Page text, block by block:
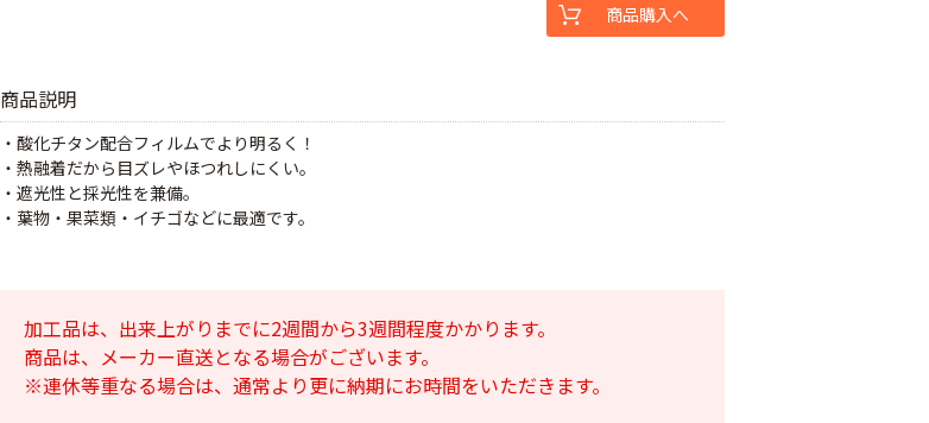
商品説明
・酸化チタン配合フィルムでより明るく！
・熱融着だから目ズレやほつれしにくい。
・遮光性と採光性を兼備。
・葉物・果菜類・イチゴなどに最適です。
加工品は、出来上がりまでに2週間から3週間程度かかります。
商品は、メーカー直送となる場合がございます。
※連休等重なる場合は、通常より更に納期にお時間をいただきます。
商品購入へ